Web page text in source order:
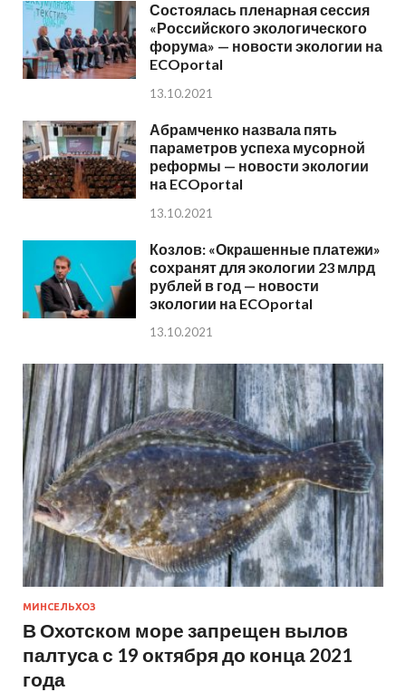
Состоялась пленарная сессия
«Российского экологического
форума» — новости экологии на
ECOportal
13.10.2021
Абрамченко назвала пять
параметров успеха мусорной
реформы — новости экологии
на ECOportal
13.10.2021
Козлов: «Окрашенные платежи»
сохранят для экологии 23 млрд
рублей в год — новости
экологии на ECOportal
13.10.2021
МИНСЕЛЬХОЗ
В Охотском море запрещен вылов
палтуса с 19 октября до конца 2021
года